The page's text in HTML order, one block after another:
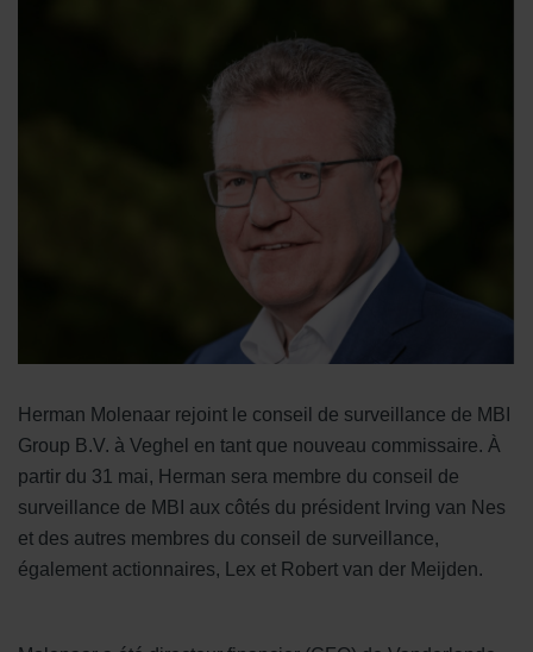
Herman Molenaar rejoint le conseil de surveillance de MBI
Group B.V. à Veghel en tant que nouveau commissaire. À
partir du 31 mai, Herman sera membre du conseil de
surveillance de MBI aux côtés du président Irving van Nes
et des autres membres du conseil de surveillance,
également actionnaires, Lex et Robert van der Meijden.